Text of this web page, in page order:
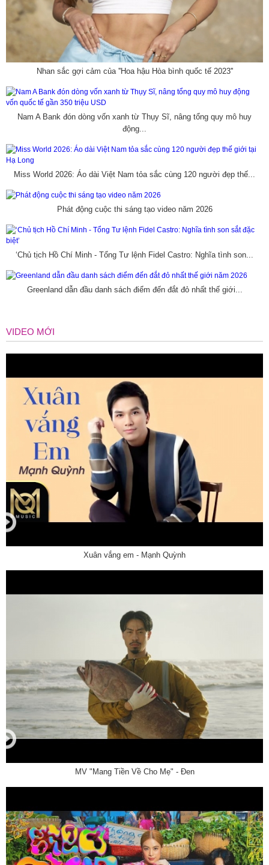
Nhan sắc gợi cảm của ''Hoa hậu Hòa bình quốc tế 2023''
Nam A Bank đón dòng vốn xanh từ Thụy Sĩ, nâng tổng quy mô huy
động...
Miss World 2026: Áo dài Việt Nam tỏa sắc cùng 120 người đẹp thế...
Phát động cuộc thi sáng tạo video năm 2026
‘Chủ tịch Hồ Chí Minh - Tổng Tư lệnh Fidel Castro: Nghĩa tình son...
Greenland dẫn đầu danh sách điểm đến đắt đỏ nhất thế giới...
VIDEO MỚI
Xuân vắng em - Mạnh Quỳnh
MV "Mang Tiền Về Cho Mẹ" - Đen